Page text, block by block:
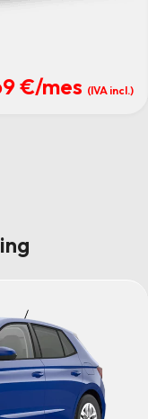
€/mes (IVA incl.)